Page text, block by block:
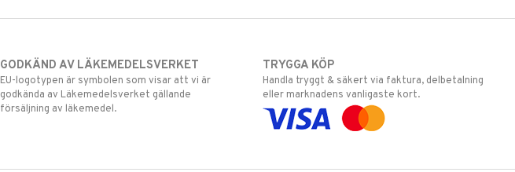
GODKÄND AV LÄKEMEDELSVERKET
EU-logotypen är symbolen som visar att vi är
godkända av Läkemedelsverket gällande
försäljning av läkemedel.
TRYGGA KÖP
Handla tryggt & säkert via faktura, delbetalning
eller marknadens vanligaste kort.